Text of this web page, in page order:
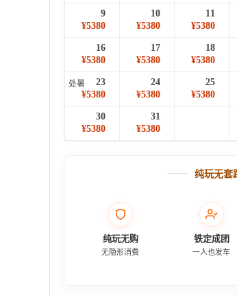
9
¥5380
10
¥5380
11
¥5380
16
¥5380
17
¥5380
18
¥5380
处暑
23
¥5380
24
¥5380
25
¥5380
30
¥5380
31
¥5380
纯玩无套
纯玩无购
无隐形消费
铁定成团
一人也发车